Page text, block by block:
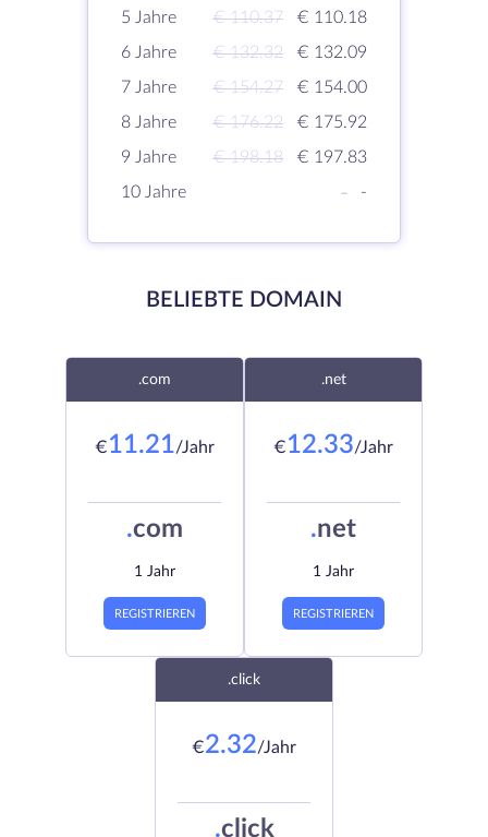
5 Jahre
€ 110.37
€ 110.18
6 Jahre
€ 132.32
€ 132.09
7 Jahre
€ 154.27
€ 154.00
8 Jahre
€ 176.22
€ 175.92
9 Jahre
€ 198.18
€ 197.83
10 Jahre
- -
BELIEBTE DOMAIN
.com
€11.21/Jahr
.com
1 Jahr
REGISTRIEREN
.net
€12.33/Jahr
.net
1 Jahr
REGISTRIEREN
.click
€2.32/Jahr
.click